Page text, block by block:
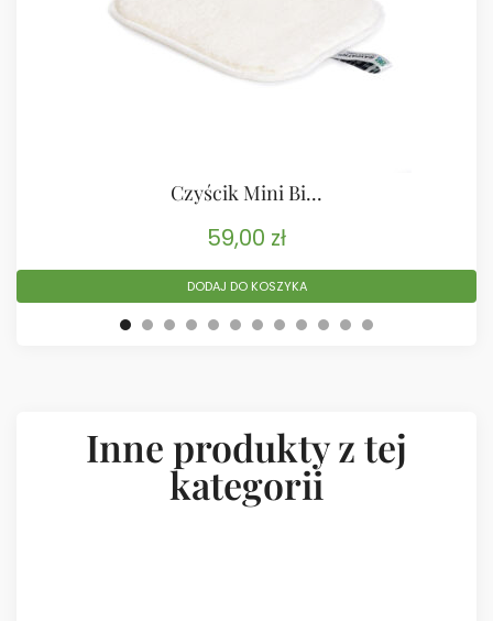
Czyścik Mini Bi...
59,00 zł
DODAJ DO KOSZYKA
Inne produkty z tej
kategorii